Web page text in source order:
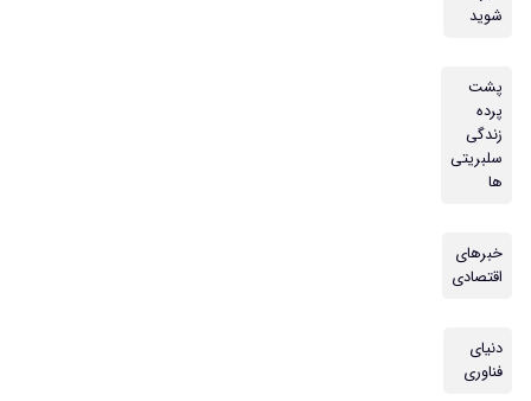
شوید
پشت
پرده
زندگی
سلبریتی
ها
خبرهای
اقتصادی
دنیای
فناوری